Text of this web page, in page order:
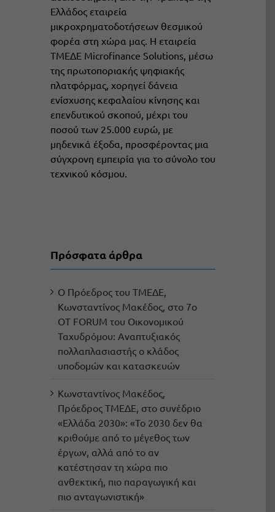
Ελλάδος εταιρεία
μικροχρηματοδοτήσεων θεσμικού
φορέα στη χώρα μας. Η εταιρεία
ΤΜΕΔΕ Microfinance Solutions, μέσω
της πρωτοποριακής ψηφιακής
πλατφόρμας, χορηγεί δάνεια
ενίσχυσης κεφαλαίου κίνησης και
επενδυτικού σκοπού, μέχρι του
ποσού των 25.000 ευρώ, με
μηδενικά έξοδα, προσφέροντας μια
σύγχρονη εμπειρία για το σύνολο του
τεχνικού κόσμου.
Πρόσφατα άρθρα
Ο Πρόεδρος του ΤΜΕΔΕ,
Κωνσταντίνος Μακέδος, στο 7ο
OT FORUM του Οικονομικού
Ταχυδρόμου: Αναπτυξιακός
πολλαπλασιαστής ο κλάδος
υποδομών και κατασκευών
Κωνσταντίνος Μακέδος,
Πρόεδρος ΤΜΕΔΕ, στο συνέδριο
«Ελλάδα 2030»: «Το 2030 δεν θα
κριθούμε από το μέγεθος των
έργων, αλλά από το αν
κατέστησαν τη χώρα πιο
ανθεκτική, πιο παραγωγική και
πιο ανταγωνιστική»